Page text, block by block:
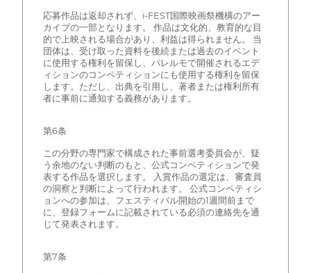
応募作品は返却されず、i-FEST国際映画祭機構のアー
カイブの一部となります。 作品は文化的、教育的な目
的で上映される場合があり、利益は得られません。 当
団体は、受け取った資料を後続または過去のイベント
に使用する権利を留保し、パレルモで開催されるエデ
ィションのコンペティションにも使用する権利を留保
します。ただし、出典を引用し、著者または権利所有
者に事前に通知する義務があります。
第6条
この分野の専門家で構成された事前選考委員会が、疑
う余地のない判断のもと、公式コンペティションで発
表する作品を選択します。 入賞作品の選定は、審査員
の洞察と判断によって行われます。 公式コンペティシ
ョンへの参加は、フェスティバル開始の1週間前まで
に、登録フォームに記載されている必須の連絡先を通
じて発表されます。
第7条